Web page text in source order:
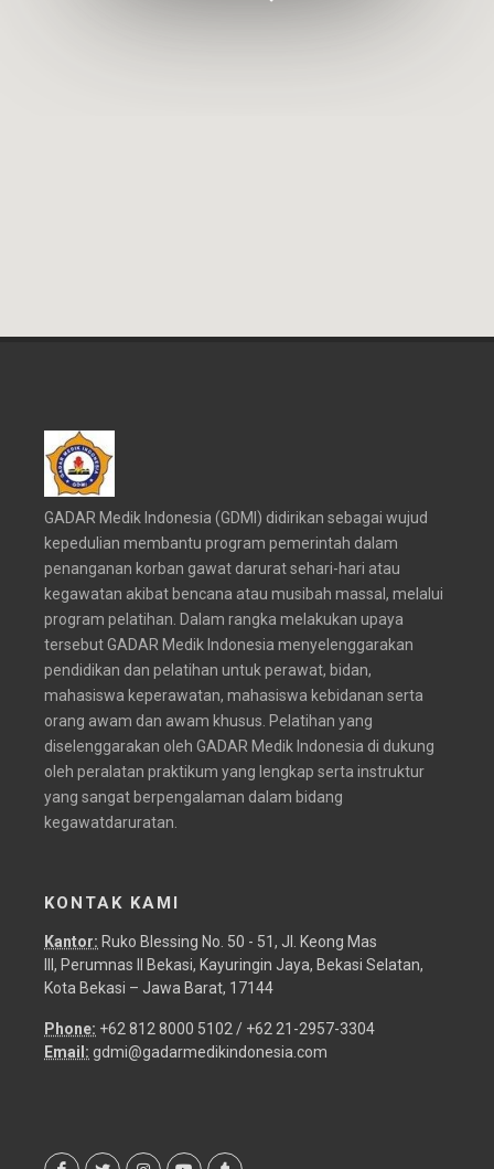
GADAR Medik Indonesia (GDMI) didirikan sebagai wujud
kepedulian membantu program pemerintah dalam
penanganan korban gawat darurat sehari-hari atau
kegawatan akibat bencana atau musibah massal, melalui
program pelatihan. Dalam rangka melakukan upaya
tersebut GADAR Medik Indonesia menyelenggarakan
pendidikan dan pelatihan untuk perawat, bidan,
mahasiswa keperawatan, mahasiswa kebidanan serta
orang awam dan awam khusus. Pelatihan yang
diselenggarakan oleh GADAR Medik Indonesia di dukung
oleh peralatan praktikum yang lengkap serta instruktur
yang sangat berpengalaman dalam bidang
kegawatdaruratan.
KONTAK KAMI
Kantor: Ruko Blessing No. 50 - 51, Jl. Keong Mas
III, Perumnas II Bekasi, Kayuringin Jaya, Bekasi Selatan,
Kota Bekasi – Jawa Barat, 17144
Phone: +62 812 8000 5102 / +62 21-2957-3304
Email: gdmi@gadarmedikindonesia.com